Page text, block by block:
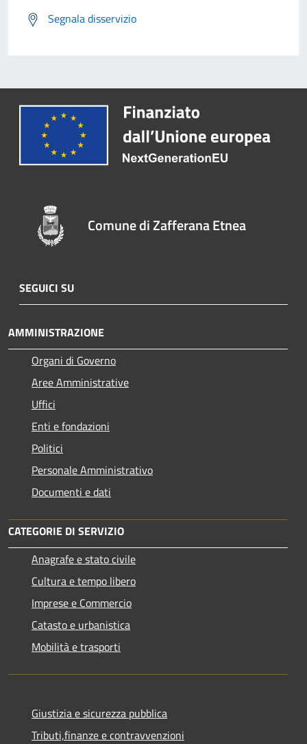
Segnala disservizio
Comune di Zafferana Etnea
SEGUICI SU
AMMINISTRAZIONE
Organi di Governo
Aree Amministrative
Uffici
Enti e fondazioni
Politici
Personale Amministrativo
Documenti e dati
CATEGORIE DI SERVIZIO
Anagrafe e stato civile
Cultura e tempo libero
Imprese e Commercio
Catasto e urbanistica
Mobilità e trasporti
Giustizia e sicurezza pubblica
Tributi,finanze e contravvenzioni